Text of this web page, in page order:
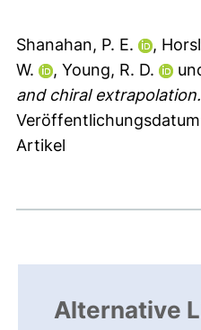
Shanahan, P. E. ,
W.
, Young, R. D.
and chiral extrapolation.
Artikel
Alternative